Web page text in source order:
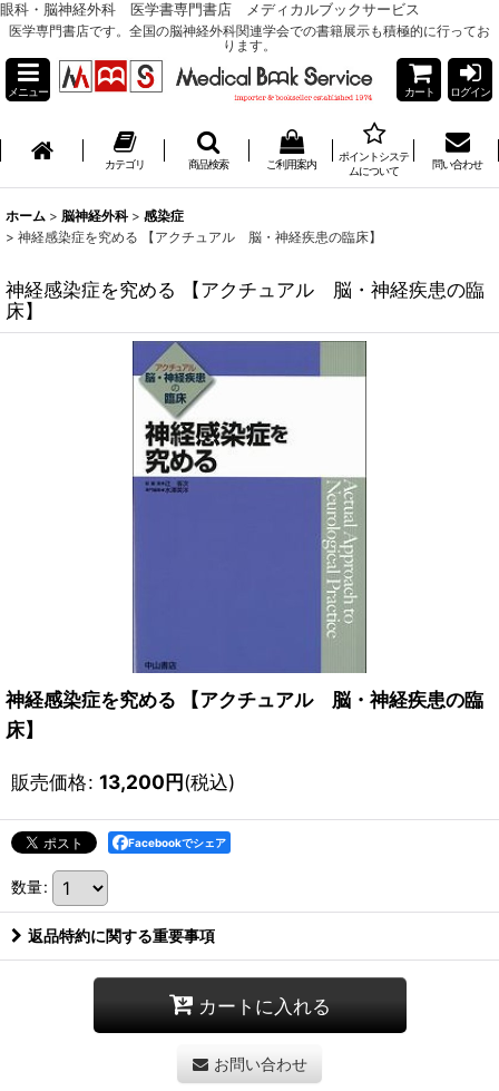
眼科・脳神経外科 医学書専門書店 メディカルブックサービス
医学専門書店です。全国の脳神経外科関連学会での書籍展示も積極的に行ってお
ります。
メニュー カート ログイン
カテゴリ 商品検索 ご利用案内
ポイントシステ
ムについて
問い合わせ
ホーム > 脳神経外科 > 感染症
> 神経感染症を究める 【アクチュアル 脳・神経疾患の臨床】
神経感染症を究める 【アクチュアル 脳・神経疾患の臨
床】
神経感染症を究める 【アクチュアル 脳・神経疾患の臨
床】
販売価格: 13,200円(税込)
Facebookでシェア
数量:
返品特約に関する重要事項
カートに入れる
お問い合わせ